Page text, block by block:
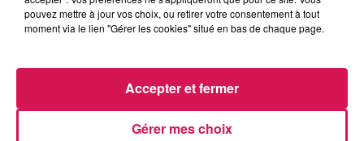
Fin : 30 août 2026
TITRES DIFFUSÉS
19h18
19h18
pouvez mettre à jour vos choix, ou retirer votre consentement à tout
moment via le lien "Gérer les cookies" situé en bas de chaque page.
Gérer mes choix
Accepter et fermer